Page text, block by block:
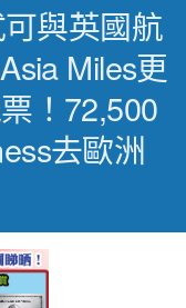
可與英國航
Miles更
！72,500
去歐洲